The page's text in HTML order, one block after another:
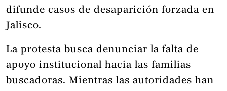
difunde casos de desaparición forzada en
Jalisco.
La protesta busca denunciar la falta de
apoyo institucional hacia las familias
buscadoras. Mientras las autoridades han